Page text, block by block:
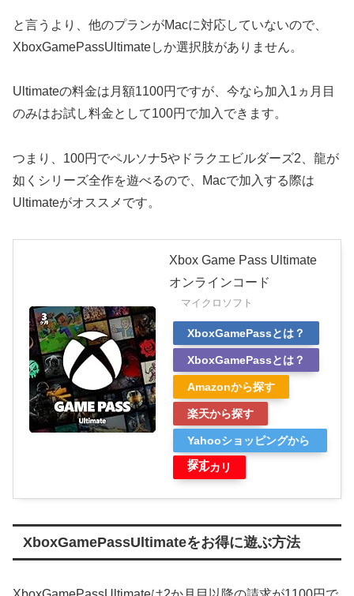
と言うより、他のプランがMacに対応していないので、
XboxGamePassUltimateしか選択肢がありません。
Ultimateの料金は月額1100円ですが、今なら加入1ヵ月目
のみはお試し料金として100円で加入できます。
つまり、100円でペルソナ5やドラクエビルダーズ2、龍が
如くシリーズ全作を遊べるので、Macで加入する際は
Ultimateがオススメです。
Xbox Game Pass Ultimate
オンラインコード
マイクロソフト
XboxGamePassとは？
XboxGamePassとは？
Amazonから探す
楽天から探す
Yahooショッピングから
探す
メルカリ
XboxGamePassUltimateをお得に遊ぶ方法